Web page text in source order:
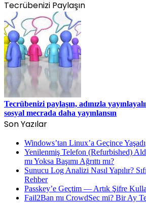
Tecrübenizi Paylaşın
Tecrübenizi paylaşın, adınızla
sosyal mecrada daha yayınlansın
Son Yazılar
Windows’tan Linux’a Geçince
Yenilenmiş Telefon (Refurbished)
mı Yoksa Başımı Ağrıttı mı?
Sunucu Log Analizi Nasıl Yapılır?
Rehber
Passkey’e Geçtim — Artık Şifre
Fail2Ban mı CrowdSec mi? Bir Ay